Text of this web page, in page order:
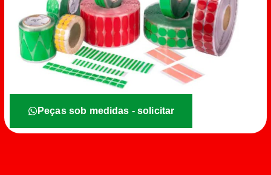
Peças sob medidas - solicitar